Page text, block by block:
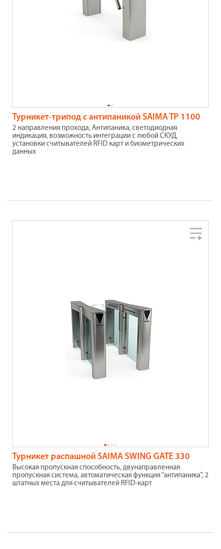
Турникет-трипод с антипаникой SAIMA TP 1100
2 направления прохода, Антипаника, светодиодная
индикация, возможность интеграции с любой СКУД,
установки считывателей RFID карт и биометрических
данных
Турникет распашной SAIMA SWING GATE 330
Высокая пропускная способность, двунаправленная
пропускная система, автоматическая функция “антипаника”, 2
штатных места для считывателей RFID-карт